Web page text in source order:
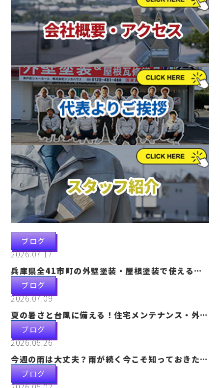
ブログ
2026.07.17
兵庫県全41市町の外壁塗装・屋根塗装で使える補
助金一覧【2026年最新版】市町別に徹底解説
ブログ
2026.07.09
夏の暑さと台風に備える！住宅メンテナンス・外壁
塗装の重要性を詳しく解説
ブログ
2026.06.26
今週の雨は大丈夫？雨が続く今こそ知っておきたい
住宅劣化と外壁塗装の重要性
ブログ